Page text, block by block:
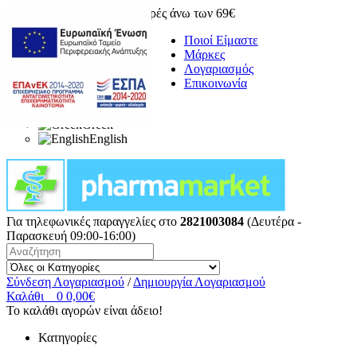
Δωρεάν μεταφορικά για αγορές άνω των 69€
Ποιοί Είμαστε
Μάρκες
Λογαριασμός
Επικοινωνία
Greek
English
Για τηλεφωνικές παραγγελίες στο 2821003084 (Δευτέρα -
Παρασκευή 09:00-16:00)
Σύνδεση Λογαριασμού / Δημιουργία Λογαριασμού
Καλάθι
0 0,00€
Το καλάθι αγορών είναι άδειο!
Κατηγορίες